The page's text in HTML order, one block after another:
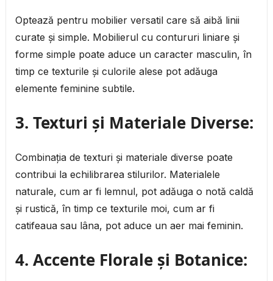
Optează pentru mobilier versatil care să aibă linii
curate și simple. Mobilierul cu contururi liniare și
forme simple poate aduce un caracter masculin, în
timp ce texturile și culorile alese pot adăuga
elemente feminine subtile.
3. Texturi și Materiale Diverse:
Combinația de texturi și materiale diverse poate
contribui la echilibrarea stilurilor. Materialele
naturale, cum ar fi lemnul, pot adăuga o notă caldă
și rustică, în timp ce texturile moi, cum ar fi
catifeaua sau lâna, pot aduce un aer mai feminin.
4. Accente Florale și Botanice: